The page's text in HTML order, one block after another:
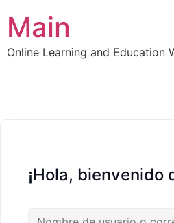
Main
Online Learning and Education
¡Hola, bienvenido